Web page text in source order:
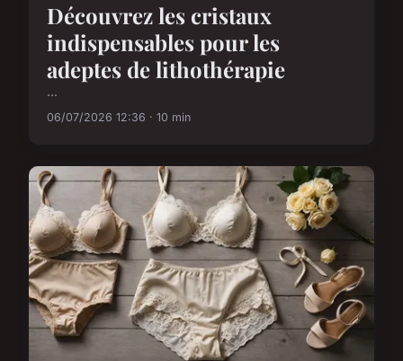
Découvrez les cristaux
indispensables pour les
adeptes de lithothérapie
...
06/07/2026 12:36 · 10 min